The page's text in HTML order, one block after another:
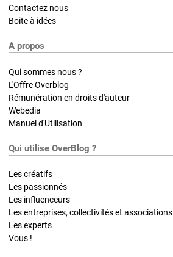
Contactez nous
Boite à idées
A propos
Qui sommes nous ?
L'Offre Overblog
Rémunération en droits d'auteur
Webedia
Manuel d'Utilisation
Qui utilise OverBlog ?
Les créatifs
Les passionnés
Les influenceurs
Les entreprises, collectivités et associations
Les experts
Vous !